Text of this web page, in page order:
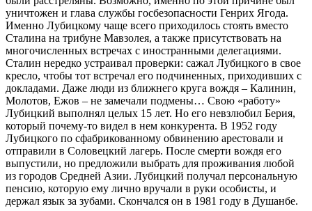
уничтожен и глава службы госбезопасности Генрих Ягода.
Именно Лубицкому чаще всего приходилось стоять вместо
Сталина на трибуне Мавзолея, а также присутствовать на
многочисленных встречах с иностранными делегациями.
Сталин нередко устраивал проверки: сажал Лубицкого в свое
кресло, чтобы тот встречал его подчиненных, приходивших с
докладами. Даже люди из ближнего круга вождя – Калинин,
Молотов, Ежов – не замечали подмены… Свою «работу»
Лубицкий выполнял целых 15 лет. Но его невзлюбил Берия,
который почему-то видел в нем конкурента. В 1952 году
Лубицкого по сфабрикованному обвинению арестовали и
отправили в Соловецкий лагерь. После смерти вождя его
выпустили, но предложили выбрать для проживания любой
из городов Средней Азии. Лубицкий получал персональную
пенсию, которую ему лично вручали в руки особисты, и
держал язык за зубами. Скончался он в 1981 году в Душанбе.